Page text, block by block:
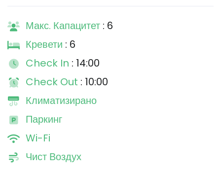
Макс. Капацитет : 6
Кревети : 6
Check In : 14:00
Check Out : 10:00
Климатизирано
Паркинг
Wi-Fi
Чист Воздух